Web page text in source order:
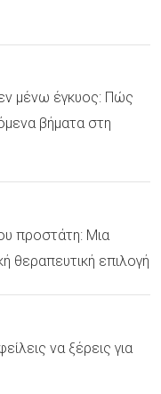
μένω έγκυος: Πώς
βήματα στη
προστάτη: Μια
θεραπευτική επιλογή
να ξέρεις για